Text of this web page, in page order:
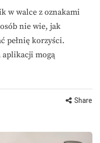
w walce z oznakami
nie wie, jak
pełnię korzyści.
aplikacji mogą
Share